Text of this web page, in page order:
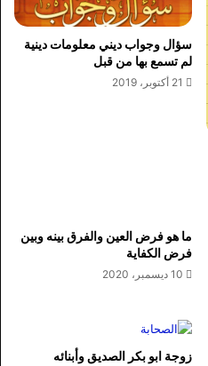
سؤال وجواب ديني معلومات دينية
لم تسمع بها من قبل
21 أكتوبر، 2019
ما هو فرض العين والفرق بينه وبين
فرض الكفاية
10 ديسمبر، 2020
زوجة ابو بكر الصديق وأبنائه